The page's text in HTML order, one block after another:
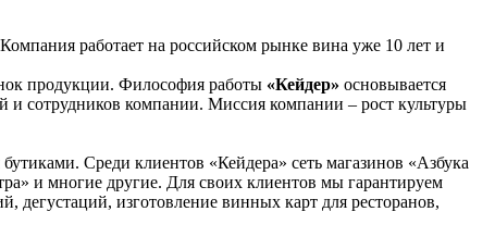
работает на российском рынке вина уже 10 лет и
продукции. Философия работы «Кейдер» основывается
и сотрудников компании. Миссия компании – рост культуры
бутиками. Среди клиентов «Кейдера» сеть магазинов «Азбука
и многие другие. Для своих клиентов мы гарантируем
дегустаций, изготовление винных карт для ресторанов,